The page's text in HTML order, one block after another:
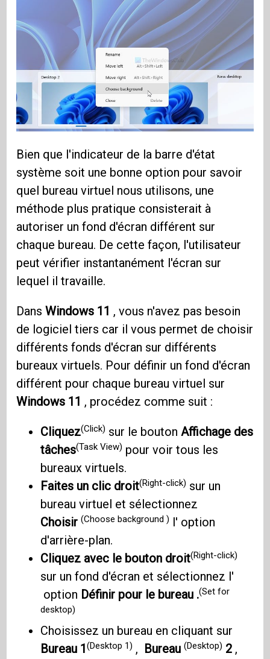
Bien que l'indicateur de la barre d'état
système soit une bonne option pour savoir
quel bureau virtuel nous utilisons, une
méthode plus pratique consisterait à
autoriser un fond d'écran différent sur
chaque bureau. De cette façon, l'utilisateur
peut vérifier instantanément l'écran sur
lequel il travaille.
DansWindows 11 , vous n'avez pas besoin
de logiciel tiers car il vous permet de choisir
différents fonds d'écran sur différents
bureaux virtuels. Pour définir un fond d'écran
différent pour chaque bureau virtuel sur
Windows 11 , procédez comme suit :
Cliquez(Click) sur le boutonAffichage des
tâches(Task View) pour voir tous les
bureaux virtuels.
Faites un clic droit(Right-click) sur un
bureau virtuel et sélectionnez
Choisir(Choose background ) l' option
d'arrière-plan.
Cliquez avec le bouton droit(Right-click)
sur un fond d'écran et sélectionnez l'
option Définir pour le bureau .(Set for
desktop)
Choisissez un bureau en cliquant sur
Bureau 1(Desktop 1) , Bureau(Desktop) 2 ,